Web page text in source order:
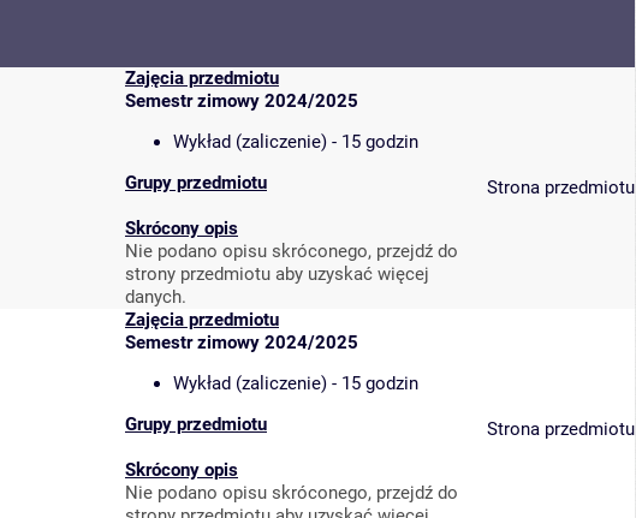
Zajęcia przedmiotu
Semestr zimowy 2024/2025
Wykład (zaliczenie) - 15 godzin
Grupy przedmiotu
Skrócony opis
Nie podano opisu skróconego, przejdź do
strony przedmiotu aby uzyskać więcej
danych.
Strona przedmiotu
Zajęcia przedmiotu
Semestr zimowy 2024/2025
Wykład (zaliczenie) - 15 godzin
Grupy przedmiotu
Skrócony opis
Nie podano opisu skróconego, przejdź do
Strona przedmiotu